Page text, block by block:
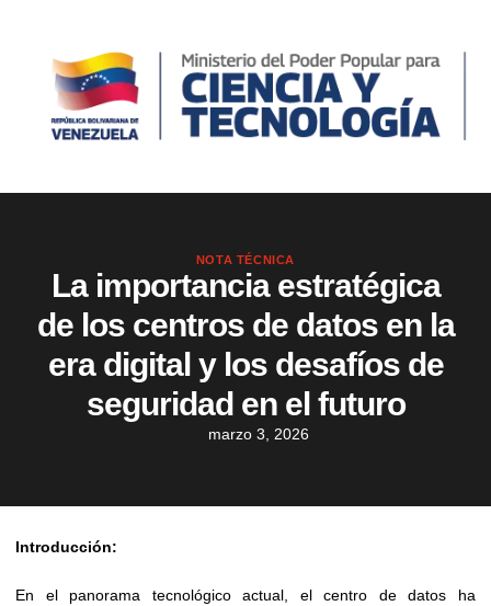
NOTA TÉCNICA
La importancia estratégica
de los centros de datos en la
era digital y los desafíos de
seguridad en el futuro
marzo 3, 2026
Introducción:
En el panorama tecnológico actual, el centro de datos ha